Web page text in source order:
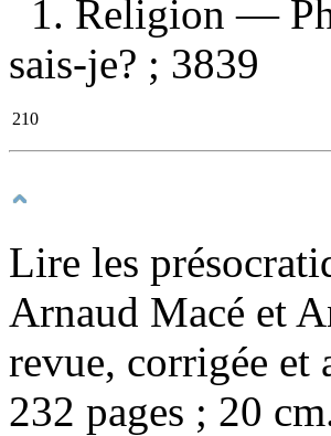
1. Religion —
sais-je? ; 3839
210
Lire les
Arnaud Macé et
revue, corrigée
232 pages ; 20